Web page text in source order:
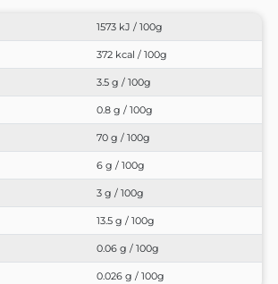
1573 kJ / 100g
372 kcal / 100g
3.5 g / 100g
0.8 g / 100g
70 g / 100g
6 g / 100g
3 g / 100g
13.5 g / 100g
0.06 g / 100g
0.026 g / 100g